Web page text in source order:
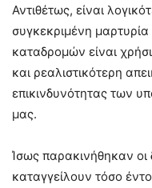
Αντιθέτως, είναι
συγκεκριμένη
καταδρομών είναι
και ρεαλιστικότερη
επικινδυνότητας των
μας.
Ίσως παρακινήθηκαν οι
καταγγείλουν τόσο